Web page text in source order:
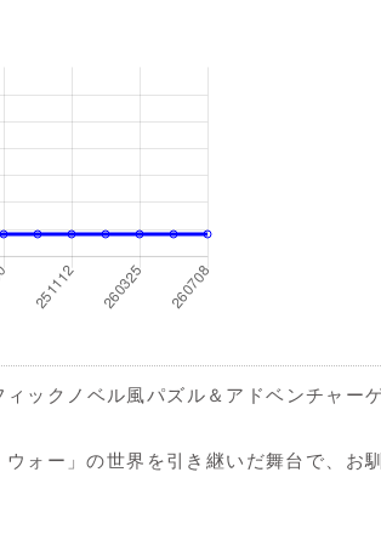
ックノベル風パズル＆アドベンチャー
ォー」の世界を引き継いだ舞台で、お